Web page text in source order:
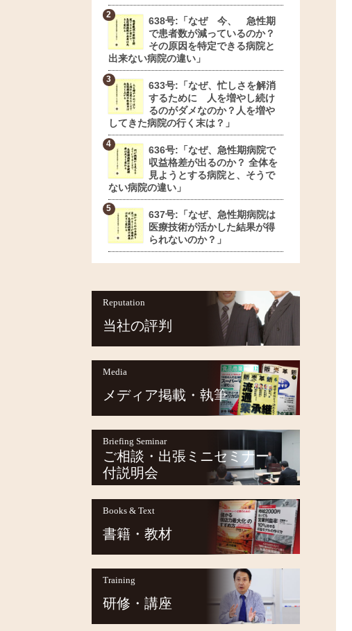
638号:「なぜ 今、 急性期
で患者数が減っているのか？
その原因を特定できる病院と
出来ない病院の違い」
633号:「なぜ、忙しさを解消
するために 人を増やし続け
るのがダメなのか？人を増や
してきた病院の行く末は？」
636号:「なぜ、急性期病院で
収益格差が出るのか？ 全体を
見ようとする病院と、そうで
ない病院の違い」
637号:「なぜ、急性期病院は
医療技術が活かした結果が得
られないのか？」
Reputation
当社の評判
Media
メディア掲載・執筆
Briefing Seminar
ご相談・出張ミニセミナー
付説明会
Books & Text
書籍・教材
Training
研修・講座